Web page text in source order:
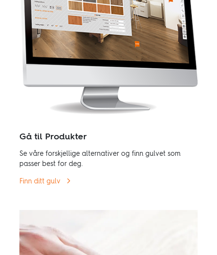
Gå til Produkter
Se våre forskjellige alternativer og finn gulvet som
passer best for deg.
Finn ditt gulv